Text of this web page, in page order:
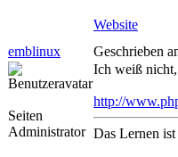
Website
emblinux
Geschrieben
Seiten
Administrator
Ich weiß
http://
Das Lernen